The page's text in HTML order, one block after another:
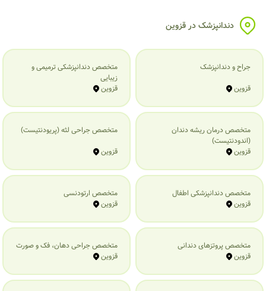
دندانپزشک در قزوین
جراح و دندانپزشک
قزوین
متخصص دندانپزشکی ترمیمی و
زیبایی
قزوین
متخصص درمان ریشه دندان
(اندودنتیست)
قزوین
متخصص جراحی لثه (پریودنتیست)
قزوین
متخصص دندانپزشکی اطفال
قزوین
متخصص ارتودنسی
قزوین
متخصص پروتزهای دندانی
قزوین
متخصص جراحی دهان، فک و صورت
قزوین